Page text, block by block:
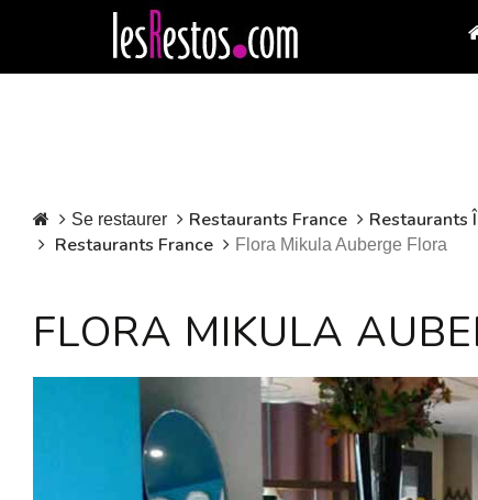
Se restaurer Restaurants France Restaurants
Restaurants France
Flora Mikula Auberge Flora
FLORA MIKULA